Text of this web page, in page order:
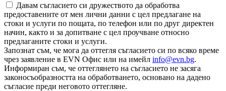
Давам съгласието си дружеството да обработва
предоставените от мен лични данни с цел предлагане на
стоки и услуги по пощата, по телефон или по друг директен
начин, както и за допитване с цел проучване относно
предлаганите стоки и услуги.
Запознат съм, че мога да оттегля съгласието си по всяко време
чрез заявление в EVN Офис или на имейл info@evn.bg.
Информиран съм, че оттеглянето на съгласието не засяга
законосъобразността на обработването, основано на дадено
съгласие преди неговото оттегляне.